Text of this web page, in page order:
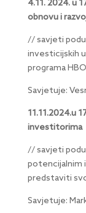
4.11. 2024. u
obnovu i
// savjeti
investicijskih
programa
Savjetuje:
11.11.2024.u
investitorima
// savjeti
potencijalnim
predstaviti
Savjetuje: